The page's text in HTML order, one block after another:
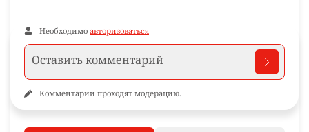
Необходимо авторизоваться
Комментарии проходят модерацию.